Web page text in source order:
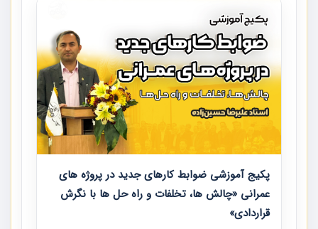
پکیج آموزشی ضوابط کارهای جدید در پروژه های
عمرانی «چالش ها، تخلفات و راه حل ها با نگرش
قراردادی»